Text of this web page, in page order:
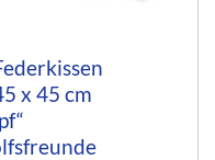
x 45 cm